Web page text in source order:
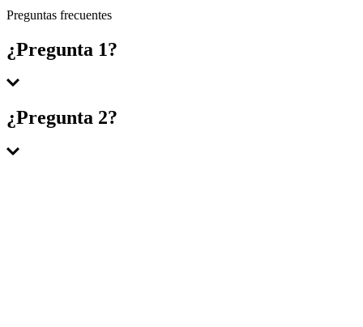
Preguntas frecuentes
¿Pregunta 1?
Respuesta 1
¿Pregunta 2?